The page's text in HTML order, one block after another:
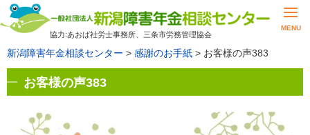
協力:あおば社労士事務所、三条市労務管理協会
MENU
新潟障害年金相談センター > 感謝のお手紙 > お客様の声383
お客様の声383